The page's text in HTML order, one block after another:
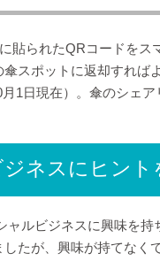
貼られたQRコードを
スポットに返却すれば
1日現在）。傘のシェ
ネスにヒント
ルビジネスに興味を
たが、興味が持てなく